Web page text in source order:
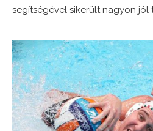
segítségével sikerült nagyon jól